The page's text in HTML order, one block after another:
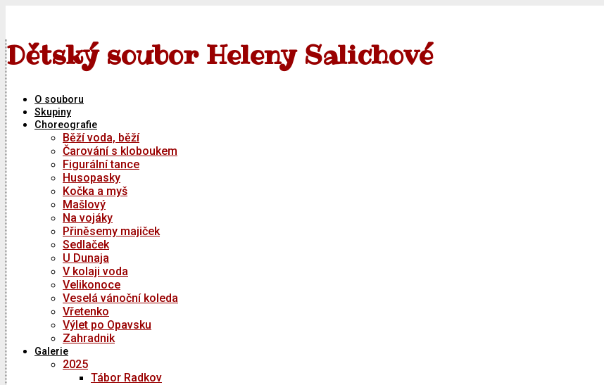
Dětský soubor Heleny Salichové
O souboru
Skupiny
Choreografie
Běží voda, běží
Čarování s kloboukem
Figurální tance
Husopasky
Kočka a myš
Mašlový
Na vojáky
Přiněsemy majiček
Sedlaček
U Dunaja
V kolaji voda
Velikonoce
Veselá vánoční koleda
Vřetenko
Výlet po Opavsku
Zahradnik
Galerie
2025
Tábor Radkov